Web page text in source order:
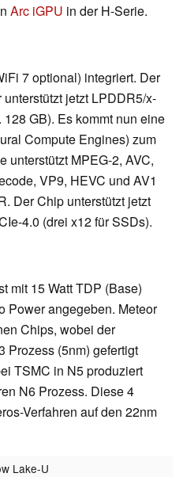
Arc iGPU in der H-Serie.
7 optional) integriert. Der
jetzt LPDDR5/x-
GB). Es kommt nun eine
Compute Engines) zum
unterstützt MPEG-2, AVC,
VP9, HEVC und AV1
Der Chip unterstützt jetzt
4.0 (drei x12 für SSDs).
mit 15 Watt TDP (Base)
Power angegeben. Meteor
Chips, wobei der
Prozess (5nm) gefertigt
TSMC in N5 produziert
N6 Prozess. Diese 4
Verfahren auf den 22nm
Lake-U